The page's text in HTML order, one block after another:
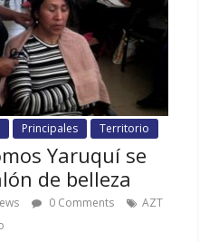
Principales Territorio
Yaruquí se
de belleza
0 Comments
AZT